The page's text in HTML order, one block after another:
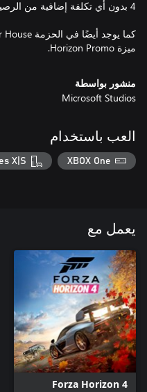
ميزة Horizon Promo.
منشور بواسطة
Microsoft Studios
العب باستخدام
XBOX One
X|S
يعمل مع
Forza Horizon 4